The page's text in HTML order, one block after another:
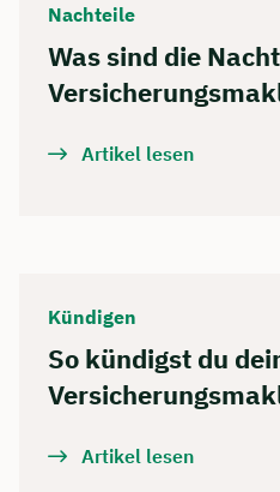
Nachteile
Was sind die
Artikel lesen
Kündigen
So kündigst du
Artikel lesen